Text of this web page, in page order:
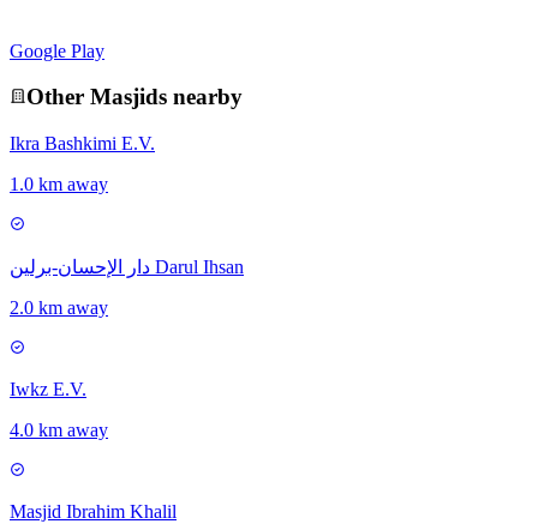
Google Play
Other Masjids nearby
Ikra Bashkimi E.V.
1.0 km away
دار الإحسان-برلين Darul Ihsan
2.0 km away
Iwkz E.V.
4.0 km away
Masjid Ibrahim Khalil